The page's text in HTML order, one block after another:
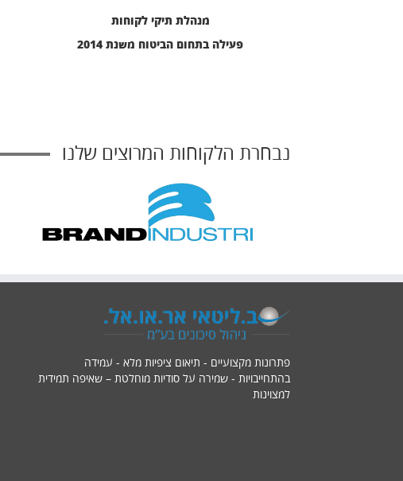
מנהלת תיקי לקוחות
פעילה בתחום הביטוח משנת 2014
נבחרת הלקוחות המרוצים שלנו
פתרונות מקצועיים - תיאום ציפיות מלא - עמידה
בהתחייבויות - שמירה על סודיות מוחלטת – שאיפה תמידית
למצוינות